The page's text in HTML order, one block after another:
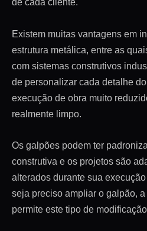
de cada cliente.
Existem muitas vantagens em
estrutura metálica, entre as
com sistemas construtivos
de personalizar cada detalhe
execução de obra muito
realmente limpo.
Os galpões podem ter
construtiva e os projetos são
alterados durante sua
seja preciso ampliar o galpão,
permite este tipo de